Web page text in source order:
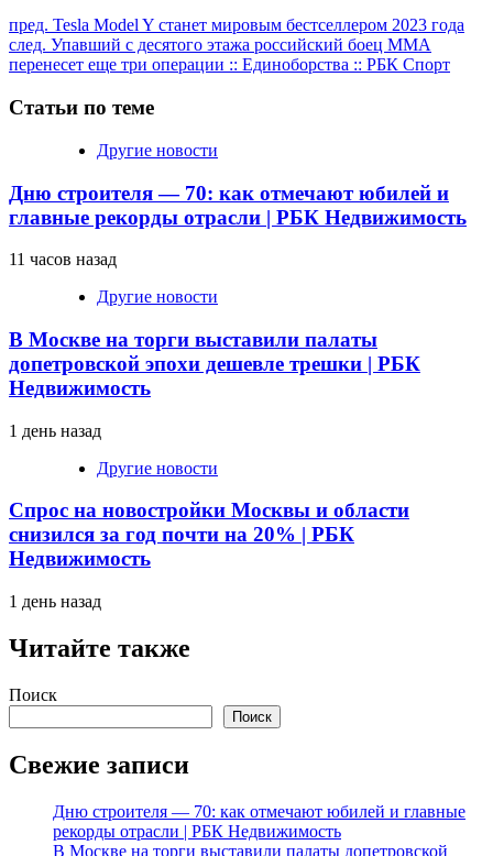
Продолжить
чтение
пред. Tesla Model Y станет мировым бестселлером 2023 года
след. Упавший с десятого этажа российский боец ММА
перенесет еще три операции :: Единоборства :: РБК Спорт
Статьи по теме
Другие новости
Дню строителя — 70: как отмечают юбилей и
главные рекорды отрасли | РБК Недвижимость
11 часов назад
Другие новости
В Москве на торги выставили палаты
допетровской эпохи дешевле трешки | РБК
Недвижимость
1 день назад
Другие новости
Спрос на новостройки Москвы и области
снизился за год почти на 20% | РБК
Недвижимость
1 день назад
Читайте также
Поиск
Поиск
Свежие записи
Дню строителя — 70: как отмечают юбилей и главные
рекорды отрасли | РБК Недвижимость
В Москве на торги выставили палаты допетровской